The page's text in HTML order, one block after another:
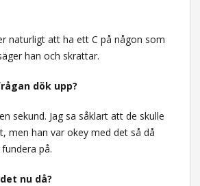
naturligt att ha ett C på någon som
han och skrattar.
dök upp?
sekund. Jag sa såklart att de skulle
men han var okey med det så då
på.
nu då?